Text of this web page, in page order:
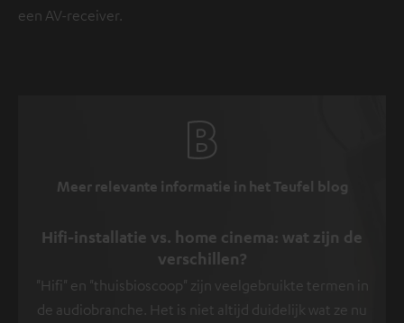
een AV-receiver.
Meer relevante informatie in het Teufel blog
Hifi-installatie vs. home cinema: wat zijn de
verschillen?
"Hifi" en "thuisbioscoop" zijn veelgebruikte termen in
de audiobranche. Het is niet altijd duidelijk wat ze nu